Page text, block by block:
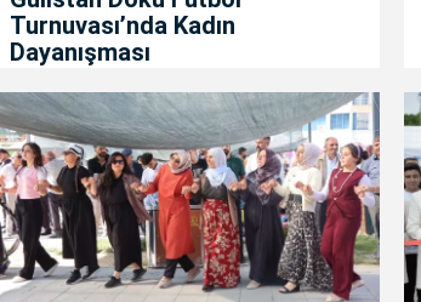
Turnuvası’nda Kadın
Dayanışması